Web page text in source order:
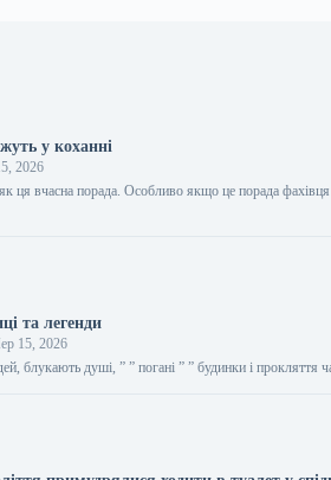
у коханні
2026
як ця вчасна порада. Особливо якщо це порада
та легенди
15, 2026
блукають душі, ” ” погані ” ” будинки і